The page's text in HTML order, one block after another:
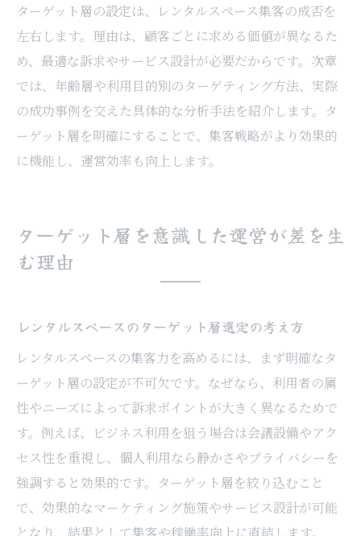
察
予約システムと集客動線の最適化の重要性
競合の強みと自社レンタルスペースの比較
軸
ターゲット層に響く価値提案の具体例紹介
最新事例を踏まえた戦略立案のヒント
とは
予約システムやSNS活用の実践例を紹介
リピート率向上を実現した具体的な取り組
最新トレンドを反映したレンタルスペース
運営
実践ポイントを最終章の売上増加へつなげ
る
売上増加へ導くレンタルスペースの実践ポイン
ト
レンタルスペース売上増加のための実践策
ターゲット層の設定は、レンタルスペース集客の成否を
左右します。理由は、顧客ごとに求める価値が異なるた
め、最適な訴求やサービス設計が必要だからです。次章
では、年齢層や利用目的別のターゲティング方法、実際
の成功事例を交えた具体的な分析手法を紹介します。タ
ーゲット層を明確にすることで、集客戦略がより効果的
に機能し、運営効率も向上します。
ターゲット層を意識した運営が差を生
む理由
レンタルスペースのターゲット層選定の考え方
レンタルスペースの集客力を高めるには、まず明確なタ
ーゲット層の設定が不可欠です。なぜなら、利用者の属
性やニーズによって訴求ポイントが大きく異なるためで
す。例えば、ビジネス利用を狙う場合は会議設備やアク
セス性を重視し、個人利用なら静かさやプライバシーを
強調すると効果的です。ターゲット層を絞り込むこと
で、効果的なマーケティング施策やサービス設計が可能